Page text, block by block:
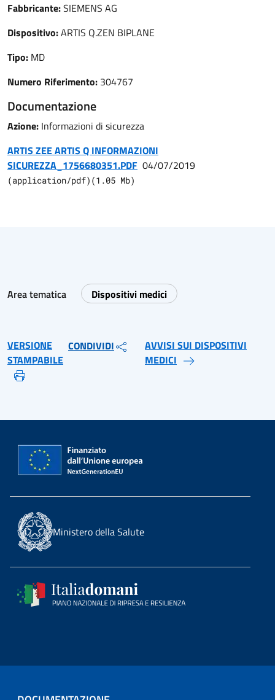
Fabbricante:SIEMENS AG
Dispositivo:ARTIS Q.ZEN BIPLANE
Tipo: MD
Numero Riferimento: 304767
Documentazione
Azione: Informazioni di sicurezza
ARTIS ZEE ARTIS Q INFORMAZIONI
SICUREZZA_1756680351.PDF 04/07/2019
(application/pdf) (1.05 Mb)
Area tematica Dispositivi medici
VERSIONE
STAMPABILE
CONDIVIDI
AVVISI SUI DISPOSITIVI
MEDICI
Ministero della Salute